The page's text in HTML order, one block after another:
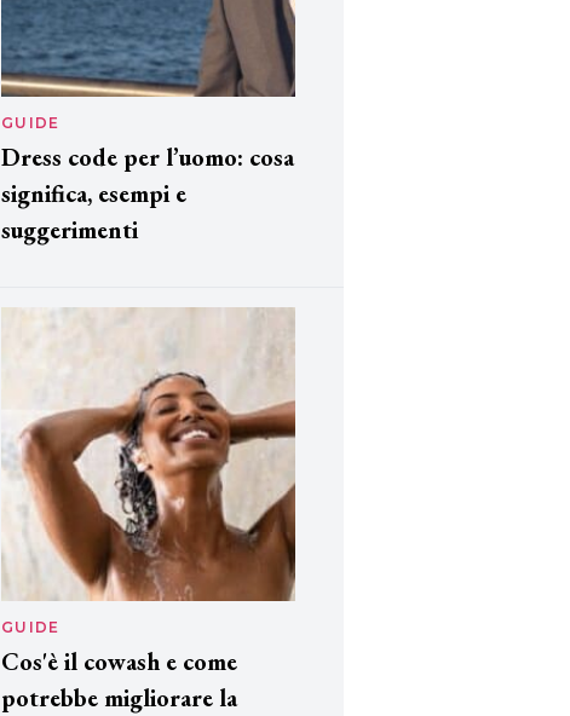
GUIDE
Dress code per l’uomo: cosa
significa, esempi e
suggerimenti
GUIDE
Cos'è il cowash e come
potrebbe migliorare la